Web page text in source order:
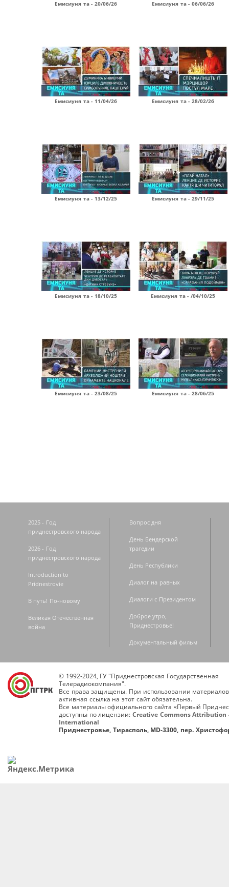
Емисиуня та - 20/06/26 Емисиуня та - 06/06/26
Емисиуня та - 11/04/26 Емисиуня та - 28/02/26
Емисиуня та - 13/12/25 Емисиуня та - 29/11/25
Емисиуня та - 18/10/25 Емисиуня та - /04/10/25
Емисиуня та - 23/08/25 Емисиуня та - 28/06/25
2025 - Год
приднестровского народа
2026 - Год
приднестровского народа
Introduction to
Pridnestrovie
В путь! По-новому
Великая Отечественная
война
Вопрос дня
День Бендерской
трагедии
День Республики
Диалог на равных
Диалоги с Президентом
Доброе утро,
Приднестровье!
Документальный фильм
© 1992-2024, ГУ "Приднестровская Государственная
Телерадиокомпания".
Все права защищены. При использовании
активная ссылка на этот сайт обязательна.
Все материалы официального сайта «Первый
доступны по лицензии: Creative Commons Attribution
International
Приднестровье, Тирасполь, MD-3300, пер.